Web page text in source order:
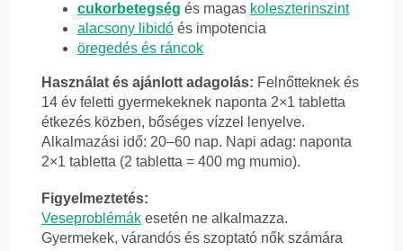
cukorbetegség és magas koleszterinszint
alacsony libidó és impotencia
öregedés és ráncok
Használat és ajánlott adagolás: Felnőtteknek és
14 év feletti gyermekeknek naponta 2×1 tabletta
étkezés közben, bőséges vízzel lenyelve.
Alkalmazási idő: 20–60 nap. Napi adag: naponta
2×1 tabletta (2 tabletta = 400 mg mumio).
Figyelmeztetés:
Veseproblémák esetén ne alkalmazza.
Gyermekek, várandós és szoptató nők számára